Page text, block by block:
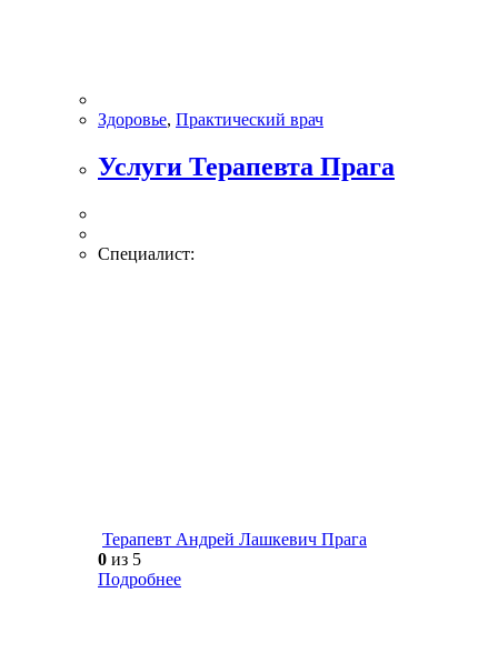
Здоровье, Практический врач
Услуги Терапевта Прага
Специалист:
Терапевт Андрей Лашкевич Прага
0 из 5
Подробнее